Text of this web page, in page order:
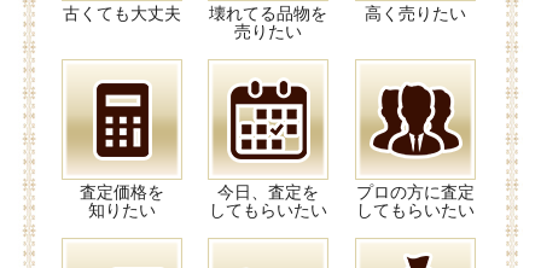
古くても大丈夫
壊れてる品物を
売りたい
高く売りたい
査定価格を
知りたい
今日、査定を
してもらいたい
プロの方に査定
してもらいたい